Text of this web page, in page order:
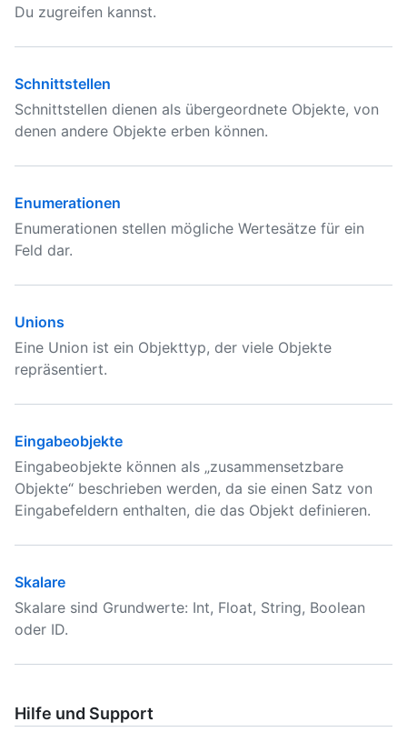
Du zugreifen kannst.
Schnittstellen
Schnittstellen dienen als übergeordnete Objekte, von
denen andere Objekte erben können.
Enumerationen
Enumerationen stellen mögliche Wertesätze für ein
Feld dar.
Unions
Eine Union ist ein Objekttyp, der viele Objekte
repräsentiert.
Eingabeobjekte
Eingabeobjekte können als „zusammensetzbare
Objekte“ beschrieben werden, da sie einen Satz von
Eingabefeldern enthalten, die das Objekt definieren.
Skalare
Skalare sind Grundwerte: Int, Float, String, Boolean
oder ID.
Hilfe und Support